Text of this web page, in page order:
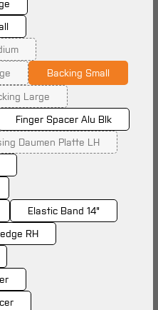
ist zurzeit nicht verfügbar.)
ist zurzeit nicht verfügbar.)
Backing Small
Large
(Diese Option ist zurzeit nicht
Finger Spacer Alu Blk
Daumen Platte LH
(Diese Option ist zurzeit
Elastic Band 14"
nicht verfügbar.)
RH